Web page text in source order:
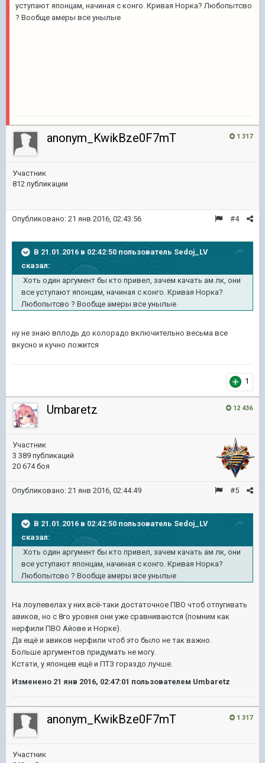
уступают японцам, начиная с конго. Кривая Норка? Любопытсво
? Вообще амеры все унылые
1 317
anonym_KwikBze0F7mT
Участник
812 публикации
#4
Опубликовано: 21 янв 2016, 02:43:56
В 21.01.2016 в 02:42:50 пользователь Sedoj_LV
сказал:
Хоть один аргумент бы кто привел, зачем качать ам лк, они
все уступают японцам, начиная с конго. Кривая Норка?
Любопытсво ? Вообще амеры все унылые
ну не знаю вплодь до колорадо включительно весьма все
вкусно и кучно ложится
1
12 436
Umbaretz
Участник
3 389 публикаций
20 674 боя
#5
Опубликовано: 21 янв 2016, 02:44:49
В 21.01.2016 в 02:42:50 пользователь Sedoj_LV
сказал:
Хоть один аргумент бы кто привел, зачем качать ам лк, они
все уступают японцам, начиная с конго. Кривая Норка?
Любопытсво ? Вообще амеры все унылые
На лоулевелах у них всё-таки достаточное ПВО чтоб отпугивать
авиков, но с 8го уровня они уже сравниваются (помним как
нерфили ПВО Айове и Норке).
Да ещё и авиков нерфили чтоб это было не так важно.
Больше аргументов придумать не могу.
Кстати, у японцев ещё и ПТЗ гораздо лучше.
Изменено 21 янв 2016, 02:47:01 пользователем Umbaretz
1 317
anonym_KwikBze0F7mT
Участник